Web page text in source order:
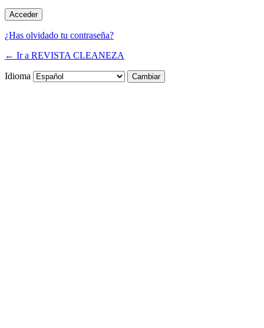
¿Has olvidado tu contraseña?
← Ir a REVISTA CLEANEZA
Idioma